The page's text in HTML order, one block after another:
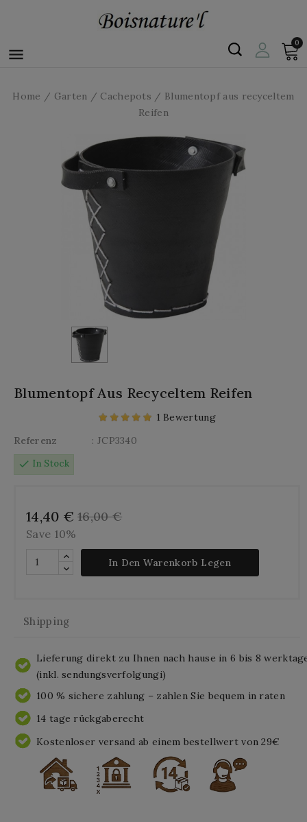

0
Home Garten Cachepots
Blumentopf aus recyceltem
Reifen
Blumentopf Aus Recyceltem Reifen
1 Bewertung
Referenz
: JCP3340
check In Stock
14,40 € 16,00 €
Save 10%
In Den Warenkorb Legen
Shipping
Lieferung direkt zu Ihnen nach hause in 6 bis 8
(inkl. sendungsverfolgungi)
100 % sichere zahlung – zahlen Sie bequem in raten
14 tage rückgaberecht
Kostenloser versand ab einem bestellwert von 29€